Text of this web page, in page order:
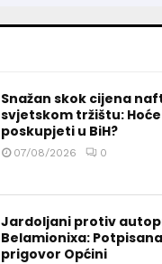
Snažan skok cijena
svjetskom tržištu:
poskupjeti u BiH?
07/08/2026 0
Jardoljani protiv
Belamionixa:
prigovor Općini